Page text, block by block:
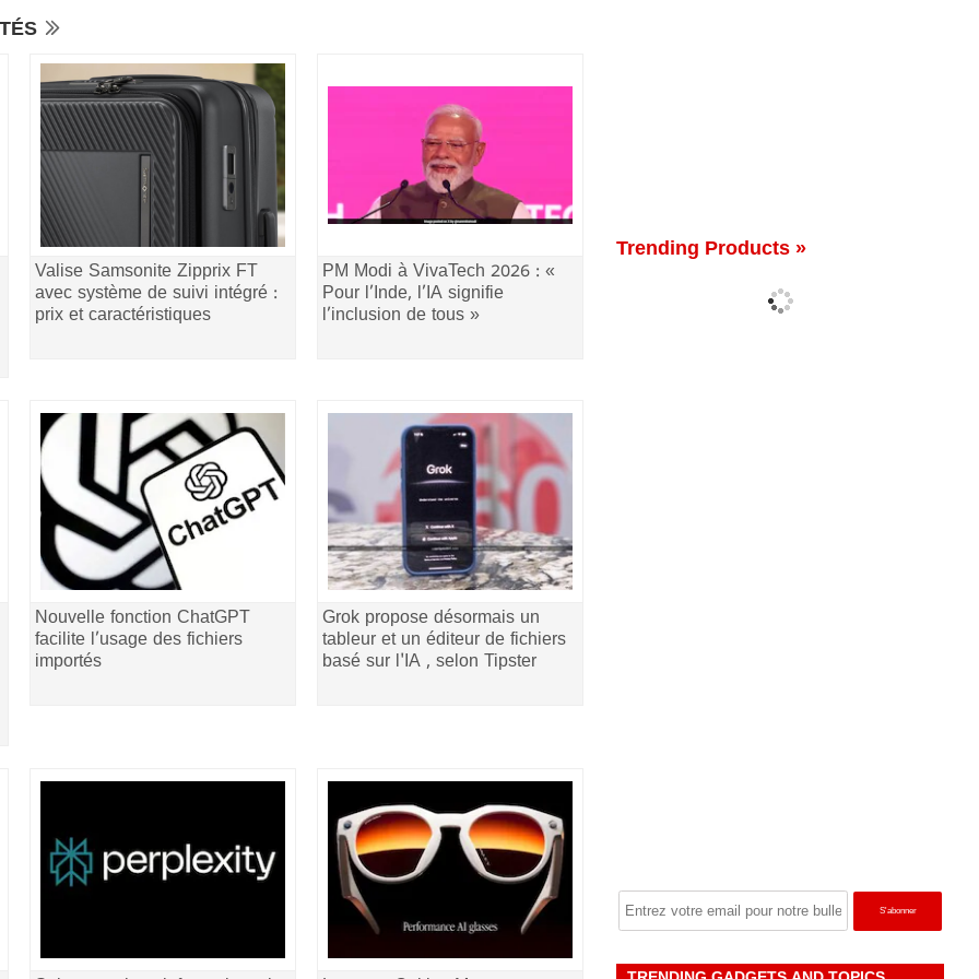
Valise Samsonite Zipprix FT
avec système de suivi intégré :
prix et caractéristiques
PM Modi à VivaTech 2026 : «
Pour l’Inde, l’IA signifie
l’inclusion de tous »
Nouvelle fonction ChatGPT
facilite l’usage des fichiers
importés
Grok propose désormais un
tableur et un éditeur de fichiers
basé sur l'IA , selon Tipster
Trending Products »